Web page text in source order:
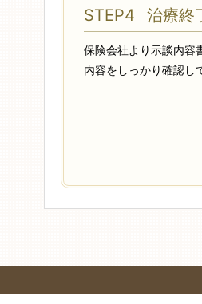
STEP4 治療終
保険会社より示談内容
内容をしっかり確認し